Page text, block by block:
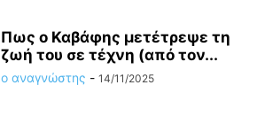
Πως ο Καβάφης μετέτρεψε τη
ζωή του σε τέχνη (από τον...
ο αναγνώστης - 14/11/2025